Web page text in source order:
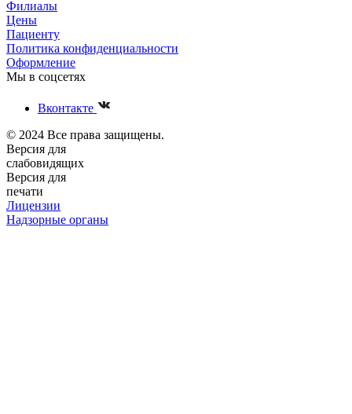
Филиалы
Цены
Пациенту
Политика конфиденциальности
Оформление
Мы в соцсетях
Вконтакте
© 2024 Все права защищены.
Версия для
слабовидящих
Версия для
печати
Лицензии
Надзорные органы